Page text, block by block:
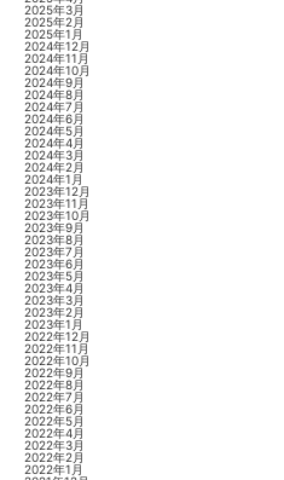
2025年3月
2025年2月
2025年1月
2024年12月
2024年11月
2024年10月
2024年9月
2024年8月
2024年7月
2024年6月
2024年5月
2024年4月
2024年3月
2024年2月
2024年1月
2023年12月
2023年11月
2023年10月
2023年9月
2023年8月
2023年7月
2023年6月
2023年5月
2023年4月
2023年3月
2023年2月
2023年1月
2022年12月
2022年11月
2022年10月
2022年9月
2022年8月
2022年7月
2022年6月
2022年5月
2022年4月
2022年3月
2022年2月
2022年1月